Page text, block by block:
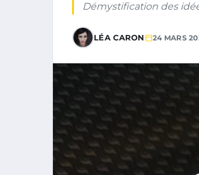
Démystification des
LÉA CARON 24 MARS